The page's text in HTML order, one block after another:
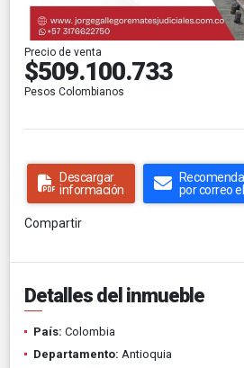
Precio de venta
$509.100.733
Pesos Colombianos
Descargar
información
por correo
Compartir
Detalles del inmueble
País: Colombia
Departamento: Antioquia